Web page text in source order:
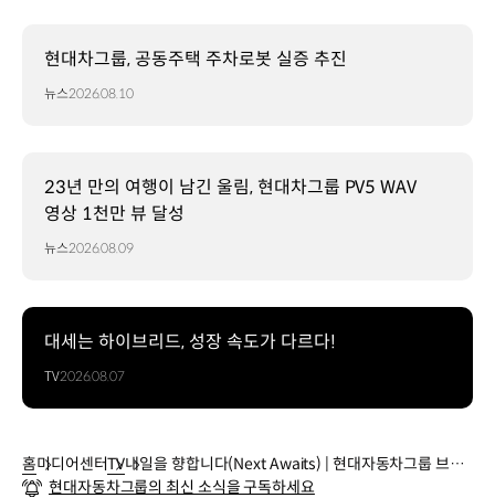
현대차그룹, 공동주택 주차로봇 실증 추진
뉴스2026.08.10
23년 만의 여행이 남긴 울림, 현대차그룹 PV5 WAV
영상 1천만 뷰 달성
뉴스2026.08.09
대세는 하이브리드, 성장 속도가 다르다!
TV2026.08.07
홈미디어센터TV내일을 향합니다(Next Awaits) | 현대자동차그룹 브랜
드 필름
현대자동차그룹의 최신 소식을 구독하세요